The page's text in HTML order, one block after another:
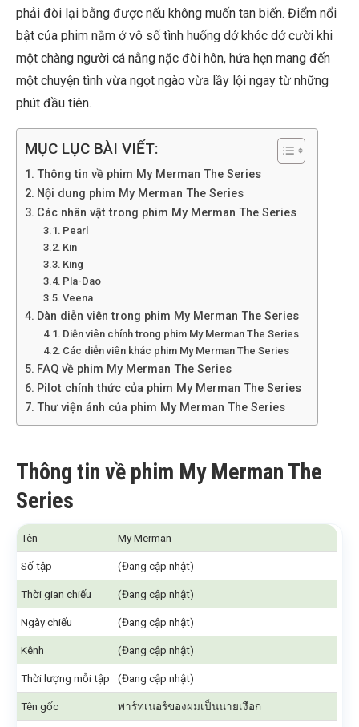
phải đòi lại bằng được nếu không muốn tan biến. Điểm nổi
bật của phim nằm ở vô số tình huống dở khóc dở cười khi
một chàng người cá nằng nặc đòi hôn, hứa hẹn mang đến
một chuyện tình vừa ngọt ngào vừa lầy lội ngay từ những
phút đầu tiên.
MỤC LỤC BÀI VIẾT:
Thông tin về phim My Merman The Series
Nội dung phim My Merman The Series
Các nhân vật trong phim My Merman The Series
Pearl
Kin
King
Pla-Dao
Veena
Dàn diễn viên trong phim My Merman The Series
Diễn viên chính trong phim My Merman The Series
Các diễn viên khác phim My Merman The Series
FAQ về phim My Merman The Series
Pilot chính thức của phim My Merman The Series
Thư viện ảnh của phim My Merman The Series
Thông tin về phim My Merman The
Series
Tên My Merman
Số tập (Đang cập nhật)
Thời gian chiếu (Đang cập nhật)
Ngày chiếu (Đang cập nhật)
Kênh (Đang cập nhật)
Thời lượng mỗi tập (Đang cập nhật)
Tên gốc พาร์ทเนอร์ของผมเป็นนายเงือก